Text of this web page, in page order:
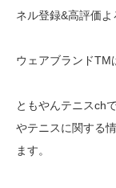
ネル登録&高評価よ
ウェアブランド
ともやんテニスch
やテニスに関する
ます。